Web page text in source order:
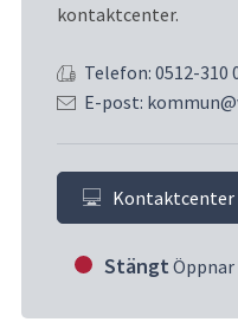
kontaktcenter.
Telefon: 0512-310
E-post:
Kontaktcenter
Stängt Öppnar